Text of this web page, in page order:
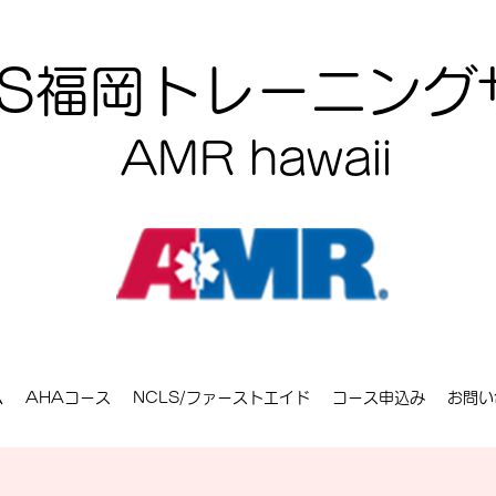
福岡トレーニング
AMR hawaii
AHAコース NCLS/ファーストエイド コース申込み お問